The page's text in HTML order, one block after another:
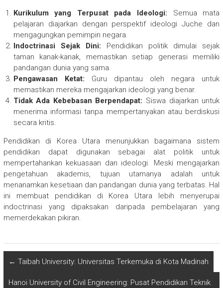
Kurikulum yang Terpusat pada Ideologi: Semua mata
pelajaran diajarkan dengan perspektif ideologi Juche dan
mengagungkan pemimpin negara.
Indoctrinasi Sejak Dini: Pendidikan politik dimulai sejak
taman kanak-kanak, memastikan setiap generasi memiliki
pandangan dunia yang sama.
Pengawasan Ketat: Guru dipantau oleh negara untuk
memastikan mereka mengajarkan ideologi yang benar.
Tidak Ada Kebebasan Berpendapat: Siswa diajarkan untuk
menerima informasi tanpa mempertanyakan atau berdiskusi
secara kritis.
Pendidikan di Korea Utara menunjukkan bagaimana sistem
pendidikan dapat digunakan sebagai alat politik untuk
mempertahankan kekuasaan dan ideologi. Meski mengajarkan
pengetahuan akademis, tujuan utamanya adalah untuk
menanamkan kesetiaan dan pandangan dunia yang terbatas. Hal
ini membuat pendidikan di Korea Utara lebih menyerupai
indoctrinasi yang dipaksakan daripada pembelajaran yang
memerdekakan pikiran.
← Taibah University: Universitas Terkemuka di Kota Madinah
Hanoi University of Civil Engineering: Pusat Pendidikan Teknik